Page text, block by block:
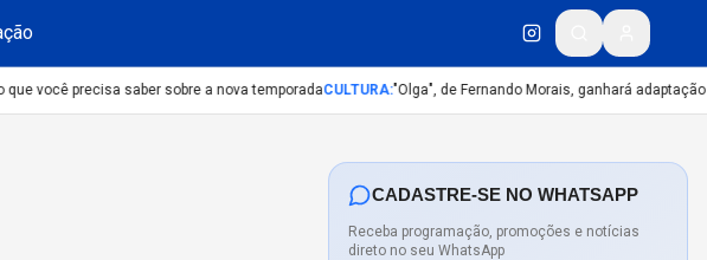
você precisa saber sobre a nova temporadaCULTURA:"Olga", de Fernando Morais, ganhará adaptação
CADASTRE-SE NO WHATSAPP
Receba programação, promoções e notícias
direto no seu WhatsApp